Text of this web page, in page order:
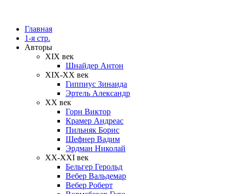
Главная
1-я стр.
Авторы
XIX век
Шнайдер Антон
XIX-XX век
Гиппиус Зинаида
Эртель Александр
XX век
Горн Виктор
Крамер Андреас
Пильняк Борис
Шефнер Вадим
Эрдман Николай
ХХ-XXI век
Бельгер Герольд
Вебер Вальдемар
Вебер Роберт